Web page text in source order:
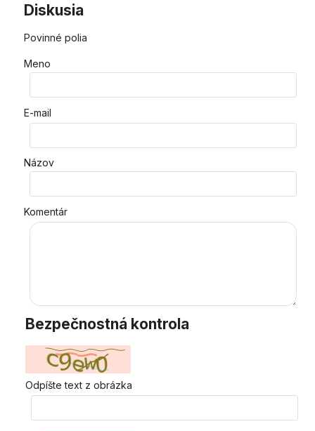
Diskusia
Povinné polia
Meno
E-mail
Názov
Komentár
Bezpečnostná kontrola
Odpíšte text z obrázka